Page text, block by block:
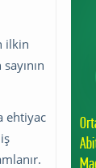
ilkin
ehtiyac